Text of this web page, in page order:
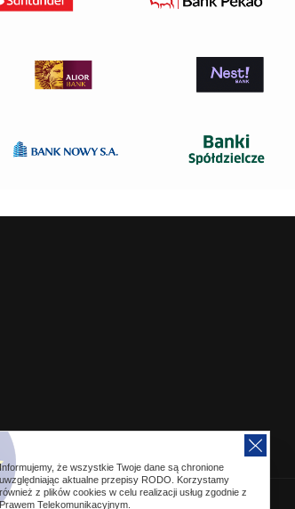
Informujemy, że wszystkie Twoje dane są chronione
uwzględniając aktualne przepisy RODO. Korzystamy
również z plików cookies w celu realizacji usług zgodnie z
Prawem Telekomunikacyjnym.